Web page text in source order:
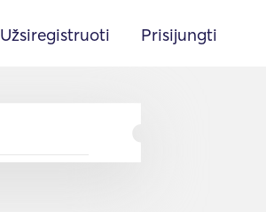
Užsiregistruoti Prisijungti